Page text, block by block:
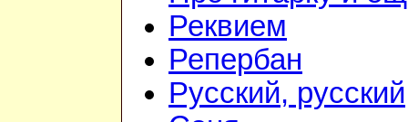
Реквием
Репербан
Русский, русский